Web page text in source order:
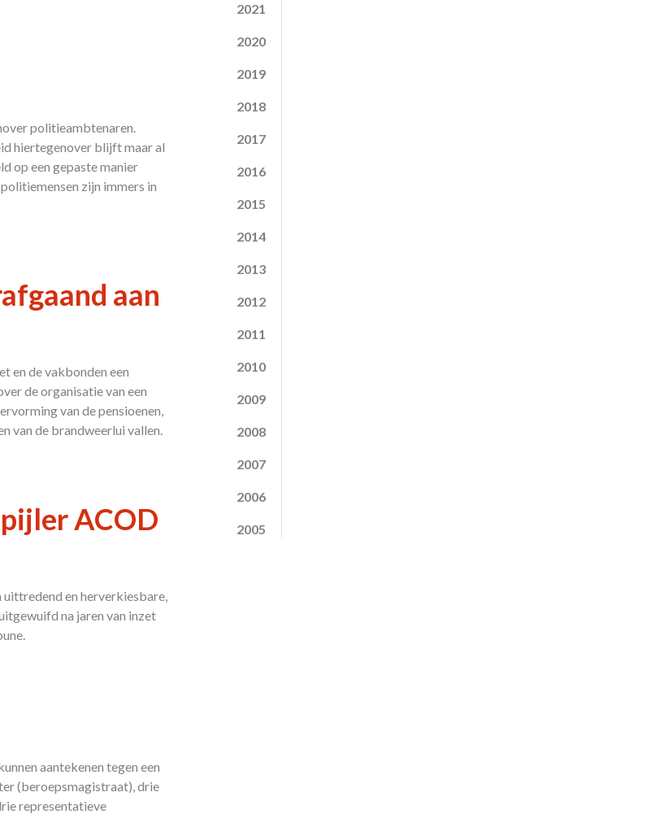
politieambtenaren.
hiertegenover blijft maar al
op een gepaste manier
zijn immers in
aan
en de vakbonden een
de organisatie van een
van de pensioenen,
van de brandweerlui vallen.
ACOD
en herverkiesbare,
na jaren van inzet
aantekenen tegen een
(beroepsmagistraat), drie
representatieve
2021
2020
2019
2018
2017
2016
2015
2014
2013
2012
2011
2010
2009
2008
2007
2006
2005